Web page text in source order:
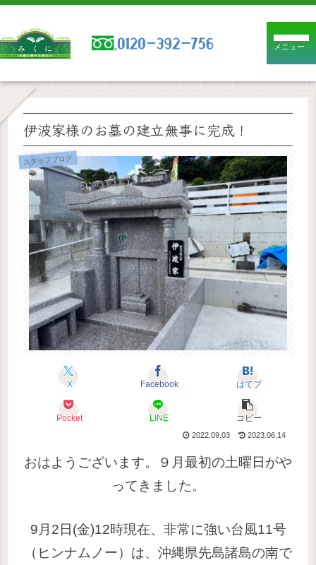
メニュー
伊波家様のお墓の建立無事に完成！
スタッフブログ
X Facebook はてブ
Pocket LINE コピー
2022.09.03 2023.06.14
おはようございます。９月最初の土曜日がや
ってきました。
9月2日(金)12時現在、非常に強い台風11号
（ヒンナムノー）は、沖縄県先島諸島の南で